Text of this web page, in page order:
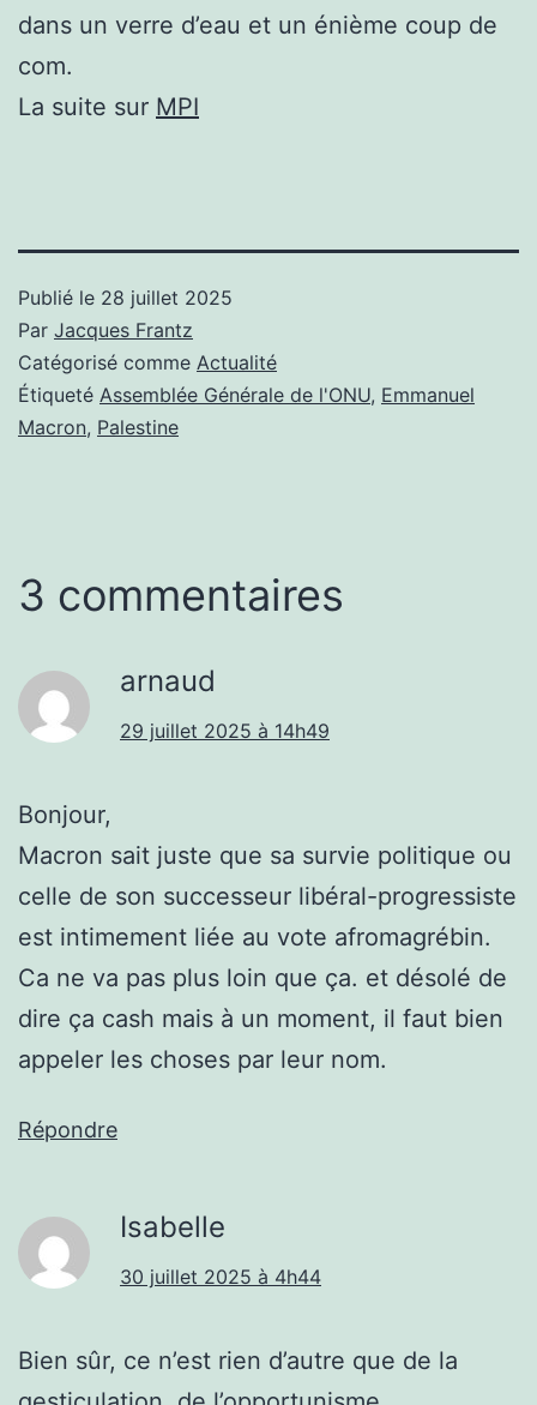
dans un verre d’eau et un énième coup de
com.
La suite sur MPI
Publié le 28 juillet 2025
Par Jacques Frantz
Catégorisé comme Actualité
Étiqueté Assemblée Générale de l'ONU, Emmanuel
Macron, Palestine
3 commentaires
arnaud
29 juillet 2025 à 14h49
Bonjour,
Macron sait juste que sa survie politique ou
celle de son successeur libéral-progressiste
est intimement liée au vote afromagrébin.
Ca ne va pas plus loin que ça. et désolé de
dire ça cash mais à un moment, il faut bien
appeler les choses par leur nom.
Répondre
Isabelle
30 juillet 2025 à 4h44
Bien sûr, ce n’est rien d’autre que de la